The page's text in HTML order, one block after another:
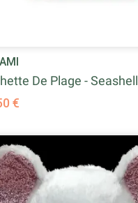
De Plage - Seashell
€